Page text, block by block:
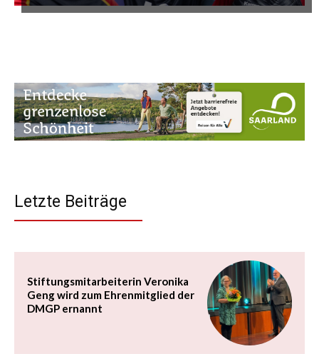
Letzte Beiträge
Stiftungsmitarbeiterin Veronika
Geng wird zum Ehrenmitglied der
DMGP ernannt